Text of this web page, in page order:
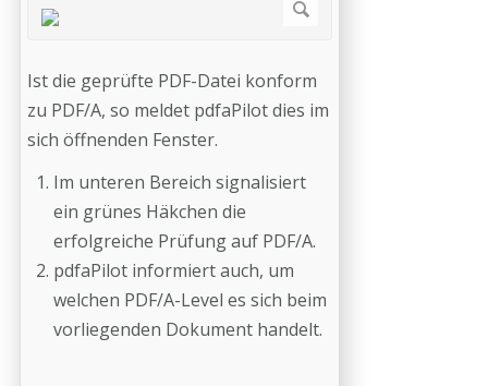
Ist die geprüfte PDF-Datei konform
zu PDF/A, so meldet pdfaPilot dies im
sich öffnenden Fenster.
Im unteren Bereich signalisiert
ein grünes Häkchen die
erfolgreiche Prüfung auf PDF/A.
pdfaPilot informiert auch, um
welchen PDF/A-Level es sich beim
vorliegenden Dokument handelt.